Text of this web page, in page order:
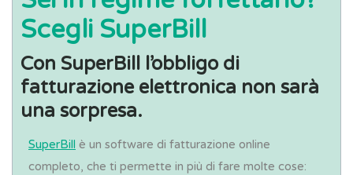
Scegli SuperBill
Con SuperBill l’obbligo di
fatturazione elettronica non sarà
una sorpresa.
SuperBill
è un software di fatturazione online
completo, che ti permette in più di fare molte cose: